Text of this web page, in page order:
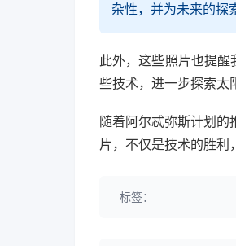
杂性，并为未来的探
此外，这些照片也提
些技术，进一步探索太
随着阿尔忒弥斯计划
片，不仅是技术的胜利
标签：